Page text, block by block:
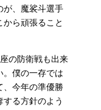
が、魔裟斗選手
ら頑張ること
の防衛戦も出来
。僕の一存では
、今年の準優勝
る方針のよう